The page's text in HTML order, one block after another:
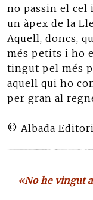
no passin el cel
un àpex de la
Aquell, doncs,
més petits i ho
tingut pel més
aquell qui ho
per gran al
© Albada
«No he vingut